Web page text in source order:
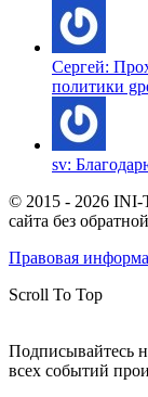
Сергей:
политики
sv:
© 2015 - 2026 INI-
сайта без
Правовая
Scroll To Top
Подписывайтесь
всех событий